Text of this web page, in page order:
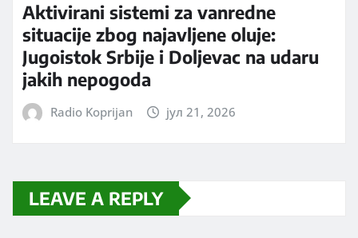
Aktivirani sistemi za vanredne
situacije zbog najavljene oluje:
Jugoistok Srbije i Doljevac na udaru
jakih nepogoda
Radio Koprijan јул 21, 2026
LEAVE A REPLY